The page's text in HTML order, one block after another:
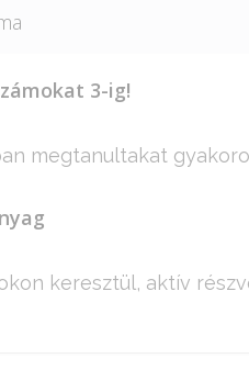
3-ig!
megtanultakat
keresztül, aktív